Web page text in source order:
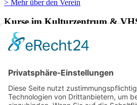
> Mehr über den Verein
Kurse im Kulturzentrum &
Räumlichkeiten im Kulturzentrum für
> Hier finden Sie eine aktuelle Übersicht.